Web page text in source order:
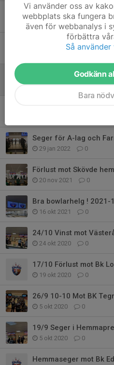
Laget som tog oss
7 maj 2023
Dubbelvinst i Karlstad
Förlust för ÅBC och
6 mar 2022 0
Seger för A-lag och
29 jan 2022 0
Förlust mot Skövde
20 nov 2021 0
Bra bowlarhelg ! 2021-
16 okt 2021 0
24/10 Vinst mot
24 okt 2020 0
17/10 Förlust mot Bk
19 okt 2020 0
26/9 10-10 Mot BK
5 okt 2020 0
19/9 Seger i
5 okt 2020 0
Hemmaseger mot Bk
Vi använder oss av
webbplats ska fungera
även för webbanalys i
förbättra
Så
Godkänn
Bara